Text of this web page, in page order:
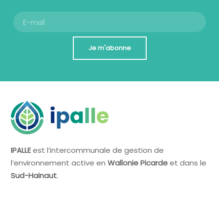
Je m'abonne
IPALLEest l’intercommunale de gestion de
l’environnement active enWallonie Picardeet dans le
Sud-Hainaut.